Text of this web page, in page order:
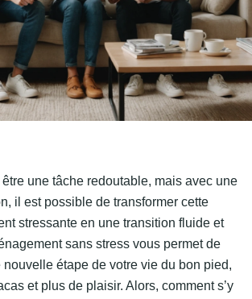
une tâche redoutable, mais avec une
il est possible de transformer cette
stressante en une transition fluide et
sans stress vous permet de
nouvelle étape de votre vie du bon pied,
et plus de plaisir. Alors, comment s’y